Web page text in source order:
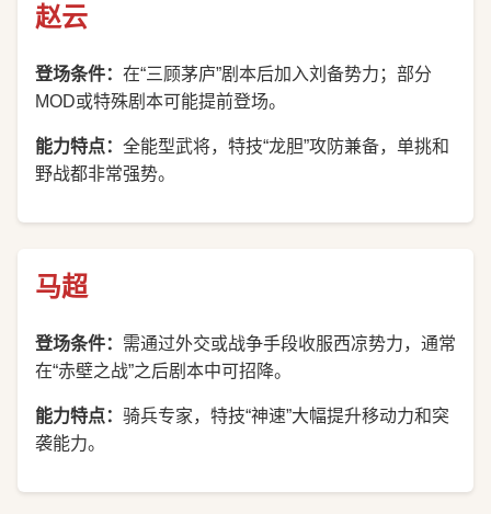
赵云
登场条件： 在“三顾茅庐”剧本后加入刘备势力；部分
MOD或特殊剧本可能提前登场。
能力特点： 全能型武将，特技“龙胆”攻防兼备，单挑和
野战都非常强势。
马超
登场条件： 需通过外交或战争手段收服西凉势力，通常
在“赤壁之战”之后剧本中可招降。
能力特点： 骑兵专家，特技“神速”大幅提升移动力和突
袭能力。